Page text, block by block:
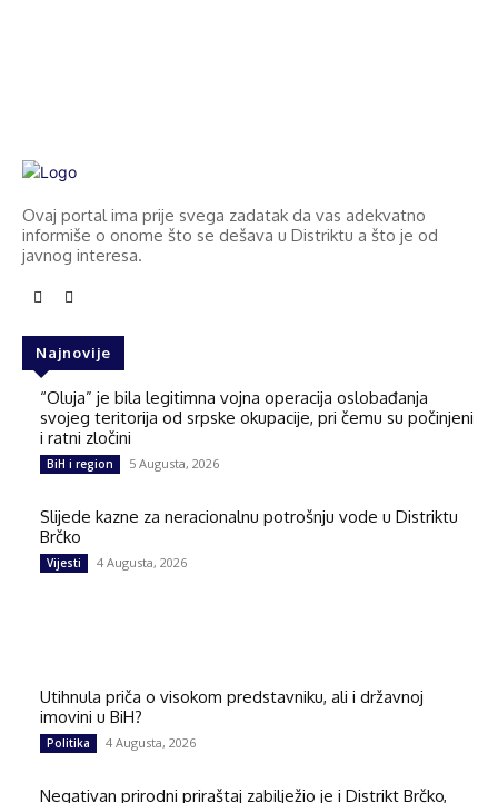
Ovaj portal ima prije svega zadatak da vas adekvatno
informiše o onome što se dešava u Distriktu a što je od
javnog interesa.
Najnovije
“Oluja” je bila legitimna vojna operacija oslobađanja
svojeg teritorija od srpske okupacije, pri čemu su počinjeni
i ratni zločini
BiH i region 5 Augusta, 2026
Slijede kazne za neracionalnu potrošnju vode u Distriktu
Brčko
Vijesti 4 Augusta, 2026
Utihnula priča o visokom predstavniku, ali i državnoj
imovini u BiH?
Politika 4 Augusta, 2026
Negativan prirodni priraštaj zabilježio je i Distrikt Brčko,